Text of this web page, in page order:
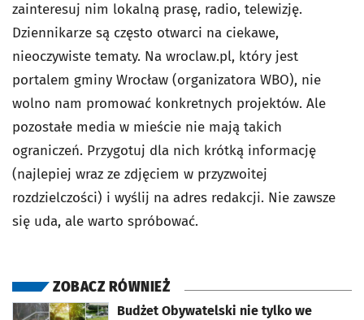
zainteresuj nim lokalną prasę, radio, telewizję.
Dziennikarze są często otwarci na ciekawe,
nieoczywiste tematy. Na wroclaw.pl, który jest
portalem gminy Wrocław (organizatora WBO), nie
wolno nam promować konkretnych projektów. Ale
pozostałe media w mieście nie mają takich
ograniczeń. Przygotuj dla nich krótką informację
(najlepiej wraz ze zdjęciem w przyzwoitej
rozdzielczości) i wyślij na adres redakcji. Nie zawsze
się uda, ale warto spróbować.
ZOBACZ RÓWNIEŻ
Budżet Obywatelski nie tylko we
otworzy się w nowej karcie